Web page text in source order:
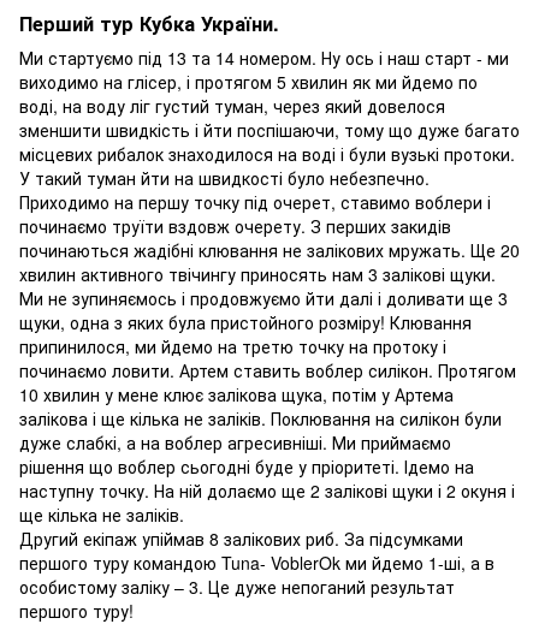
Перший тур Кубка України.
Ми стартуємо під 13 та 14 номером. Ну ось і наш старт - ми
виходимо на глісер, і протягом 5 хвилин як ми йдемо по
воді, на воду ліг густий туман, через який довелося
зменшити швидкість і йти поспішаючи, тому що дуже багато
місцевих рибалок знаходилося на воді і були вузькі протоки.
У такий туман йти на швидкості було небезпечно.
Приходимо на першу точку під очерет, ставимо воблери і
починаємо труїти вздовж очерету. З перших закидів
починаються жадібні клювання не залікових мружать. Ще 20
хвилин активного твічингу приносять нам 3 залікові щуки.
Ми не зупиняємось і продовжуємо йти далі і доливати ще 3
щуки, одна з яких була пристойного розміру! Клювання
припинилося, ми йдемо на третю точку на протоку і
починаємо ловити. Артем ставить воблер силікон. Протягом
10 хвилин у мене клює залікова щука, потім у Артема
залікова і ще кілька не заліків. Поклювання на силікон були
дуже слабкі, а на воблер агресивніші. Ми приймаємо
рішення що воблер сьогодні буде у пріоритеті. Ідемо на
наступну точку. На ній долаємо ще 2 залікові щуки і 2 окуня і
ще кілька не заліків.
Другий екіпаж упіймав 8 залікових риб. За підсумками
першого туру командою Tuna- VoblerOk ми йдемо 1-ші, а в
особистому заліку – 3. Це дуже непоганий результат
першого туру!